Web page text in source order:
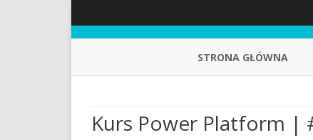
STRONA GŁÓWNA
Kurs Power Platform |